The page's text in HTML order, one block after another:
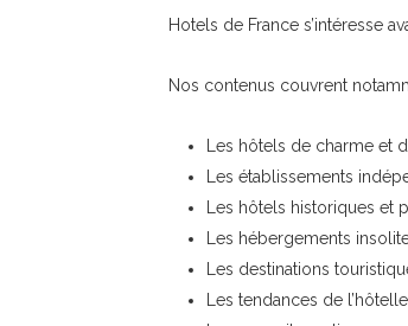
Hotels de France s’intéresse
Nos contenus couvrent
Les hôtels de charme et
Les établissements
Les hôtels historiques et
Les hébergements
Les destinations
Les tendances de